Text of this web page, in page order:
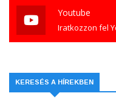
Youtube
Iratkozzon fel
KERESÉS A HÍREKBEN